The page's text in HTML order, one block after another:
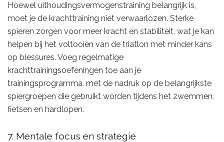
Hoewel uithoudingsvermogenstraining belangrijk is,
moet je de krachttraining niet verwaarlozen. Sterke
spieren zorgen voor meer kracht en stabiliteit, wat je kan
helpen bij het voltooien van de triatlon met minder kans
op blessures. Voeg regelmatige
krachttrainingsoefeningen toe aan je
trainingsprogramma, met de nadruk op de belangrijkste
spiergroepen die gebruikt worden tijdens het zwemmen,
fietsen en hardlopen.
7. Mentale focus en strategie